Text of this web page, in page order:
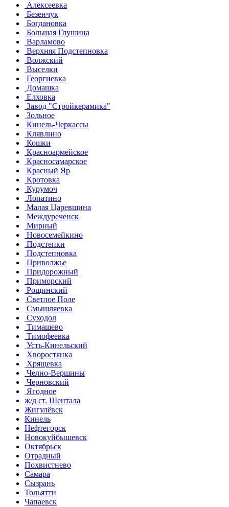
Алексеевка
Безенчук
Богдановка
Большая Глушица
Варламово
Верхняя Подстепновка
Волжский
Выселки
Георгиевка
Домашка
Елховка
Завод "Стройкерамика"
Зольное
Кинель-Черкассы
Клявлино
Кошки
Красноармейское
Красносамарское
Красный Яр
Кротовка
Курумоч
Лопатино
Малая Царевщина
Междуреченск
Мирный
Новосемейкино
Подстепки
Подстепновка
Приволжье
Придорожный
Приморский
Рощинский
Светлое Поле
Смышляевка
Суходол
Тимашево
Тимофеевка
Усть-Кинельский
Хворостянка
Хрящевка
Челно-Вершины
Черновский
Ягодное
ж/д ст. Шентала
Жигулёвск
Кинель
Нефтегорск
Новокуйбышевск
Октябрьск
Отрадный
Похвистнево
Самара
Сызрань
Тольятти
Чапаевск